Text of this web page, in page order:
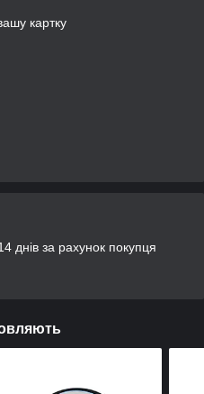
картку
днів за рахунок покупця